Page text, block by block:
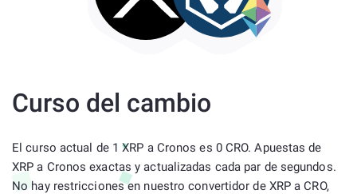
Curso del cambio
El curso actual de 1 XRP a Cronos es 0 CRO. Apuestas de
XRP a Cronos exactas y actualizadas cada par de segundos.
No hay restricciones en nuestro convertidor de XRP a CRO,